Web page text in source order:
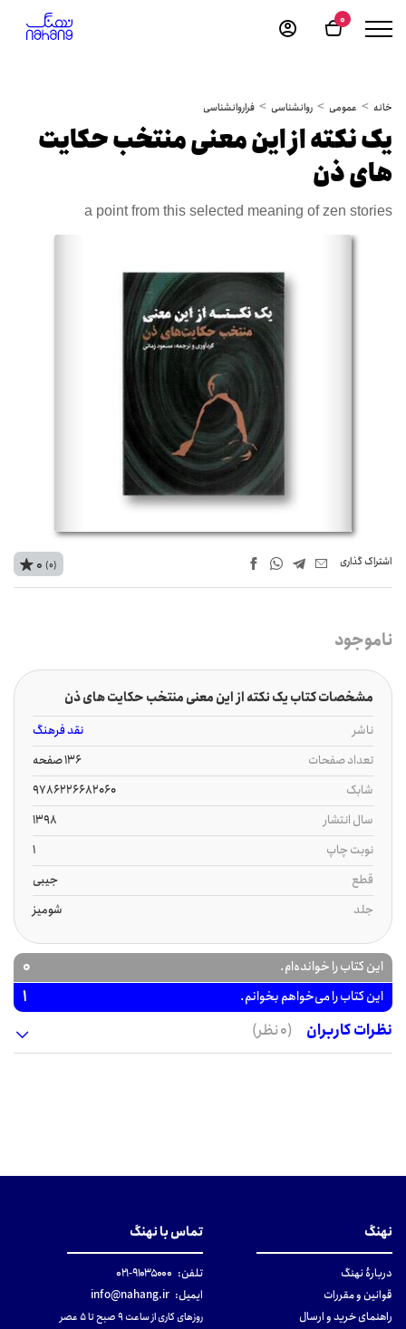
0
خانه عمومی روانشناسی فراروانشناسی
یک نکته از این معنی منتخب حکایت
های ذن
a point from this selected meaning of zen stories
اشتراک‌ گذاری 0 (0)
ناموجود
مشخصات کتاب یک نکته از این معنی منتخب حکایت های ذن
ناشر
نقد فرهنگ
تعداد صفحات
136 صفحه
شابک
9786226682060
سال انتشار
1398
نوبت چاپ
1
قطع
جیبی
جلد
شومیز
این کتاب را خوانده‌ام. 0
این کتاب را می‌خواهم بخوانم.
1
نظرات کاربران
(0 نظر)
نهنگ
دربارهٔ نهنگ
قوانین و مقررات
راهنمای خرید و ارسال
تماس با نهنگ
تلفن: ۹۱۰۳۵۰۰۰-۰۲۱
ایمیل: info@nahang.ir
روزهای کاری از ساعت ۹ صبح تا ۵ عصر